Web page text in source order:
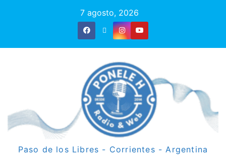
7 agosto, 2026
Paso de los Libres - Corrientes - Argentina